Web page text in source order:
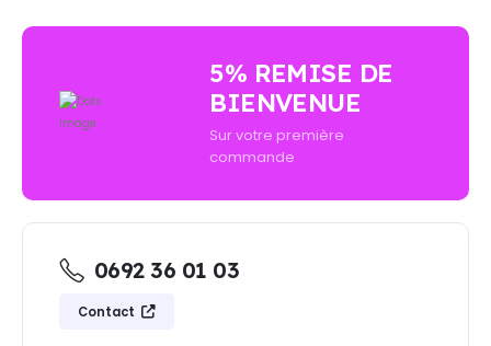
5% REMISE DE
BIENVENUE
Sur votre première
commande
0692 36 01 03
Contact